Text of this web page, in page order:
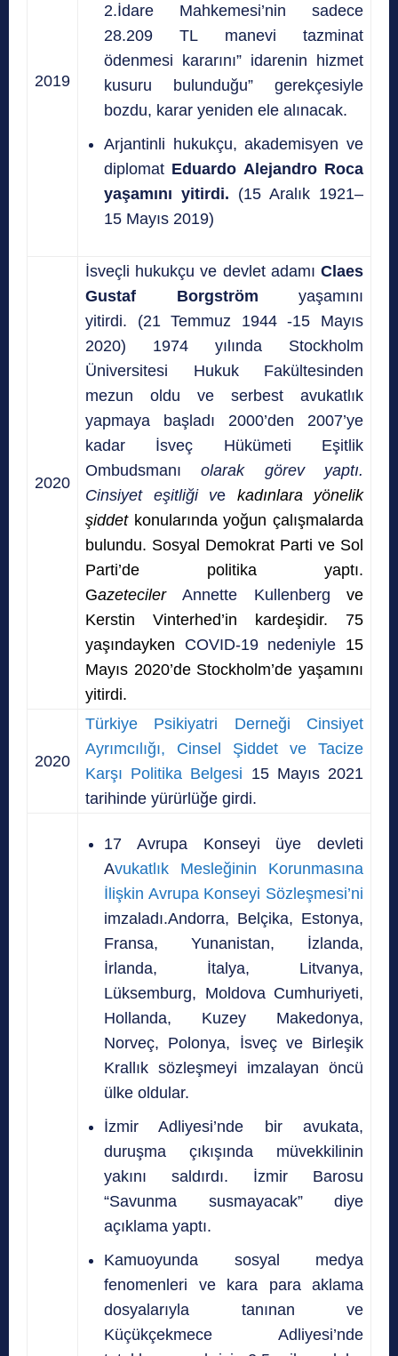
2019
2.İdare Mahkemesi’nin sadece
28.209 TL manevi tazminat
ödenmesi kararını” idarenin hizmet
kusuru bulunduğu” gerekçesiyle
bozdu, karar yeniden ele alınacak.
Arjantinli hukukçu, akademisyen ve
diplomat Eduardo Alejandro Roca
yaşamını yitirdi. (15 Aralık 1921–
15 Mayıs 2019)
2020
İsveçli hukukçu ve devlet adamı Claes
Gustaf Borgström yaşamını
yitirdi. (21 Temmuz 1944 -15 Mayıs
2020) 1974 yılında Stockholm
Üniversitesi Hukuk Fakültesinden
mezun oldu ve serbest avukatlık
yapmaya başladı 2000’den 2007’ye
kadar İsveç Hükümeti Eşitlik
Ombudsmanıolarak görev yaptı.
Cinsiyet eşitliği ve kadınlara yönelik
şiddet konularında yoğun çalışmalarda
bulundu. Sosyal Demokrat Parti ve Sol
Parti’de politika yaptı.
GazetecilerAnnette Kullenberg ve
Kerstin Vinterhed’in kardeşidir. 75
yaşındayken COVID-19 nedeniyle 15
Mayıs 2020’de Stockholm’de yaşamını
yitirdi.
2020
Türkiye Psikiyatri Derneği Cinsiyet
Ayrımcılığı, Cinsel Şiddet ve Tacize
Karşı Politika Belgesi 15 Mayıs 2021
tarihinde yürürlüğe girdi.
17 Avrupa Konseyi üye devleti
Avukatlık Mesleğinin Korunmasına
İlişkin Avrupa Konseyi Sözleşmesi’ni
imzaladı.Andorra, Belçika, Estonya,
Fransa, Yunanistan, İzlanda,
İrlanda, İtalya, Litvanya,
Lüksemburg, Moldova Cumhuriyeti,
Hollanda, Kuzey Makedonya,
Norveç, Polonya, İsveç ve Birleşik
Krallık sözleşmeyi imzalayan öncü
ülke oldular.
İzmir Adliyesi’nde bir avukata,
duruşma çıkışında müvekkilinin
yakını saldırdı. İzmir Barosu
“Savunma susmayacak” diye
açıklama yaptı.
Kamuoyunda sosyal medya
fenomenleri ve kara para aklama
dosyalarıyla tanınan ve
Küçükçekmece Adliyesi’nde